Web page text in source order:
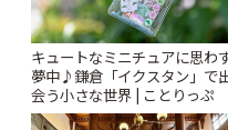
キュートなミニチュアに思わ
夢中♪鎌倉「イクスタン」で
会う小さな世界 | ことりっぷ